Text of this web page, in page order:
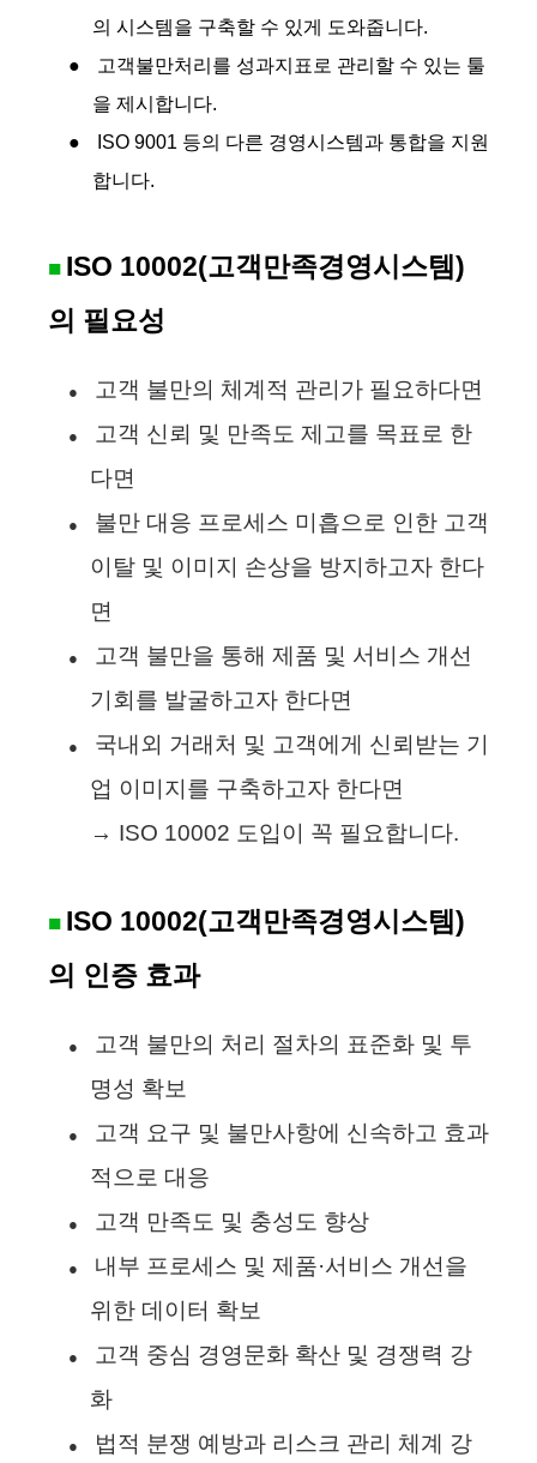
의 시스템을 구축할 수 있게 도와줍니다.
●
고객불만처리를 성과지표로 관리할 수 있는 툴
을 제시합니다.
●
ISO 9001 등의 다른 경영시스템과 통합을 지원
합니다.
■ ISO 10002(고객만족경영시스템)
의 필요성
● 고객 불만의 체계적 관리가 필요하다면
●
고객 신뢰 및 만족도 제고를 목표로 한
다면
●
불만 대응 프로세스 미흡으로 인한 고객
이탈 및 이미지 손상을 방지하고자 한다
면
●
고객 불만을 통해 제품 및 서비스 개선
기회를 발굴하고자 한다면
●
국내외 거래처 및 고객에게 신뢰받는 기
업 이미지를 구축하고자 한다면
→ ISO 10002 도입이 꼭 필요합니다.
■ ISO 10002(고객만족경영시스템)
의 인증 효과
●
고객 불만의 처리 절차의 표준화 및 투
명성 확보
●
고객 요구 및 불만사항에 신속하고 효과
적으로 대응
● 고객 만족도 및 충성도 향상
●
내부 프로세스 및 제품·서비스 개선을
위한 데이터 확보
●
고객 중심 경영문화 확산 및 경쟁력 강
화
● 법적 분쟁 예방과 리스크 관리 체계 강